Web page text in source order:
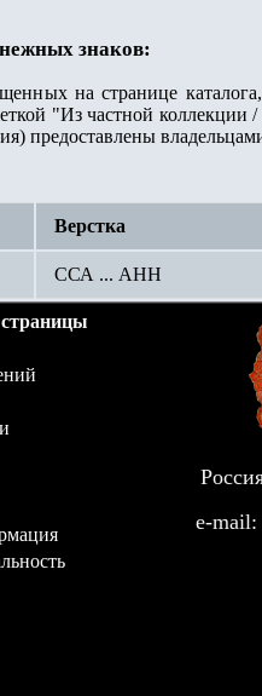
знаков:
на странице
"Из частной коллекции
предоставлены
Верстка
ССА ... АНН
e-mail: